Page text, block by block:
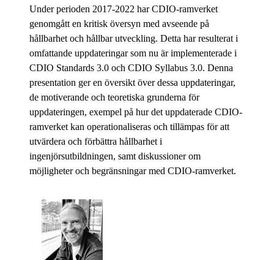
Under perioden 2017-2022 har CDIO-ramverket
genomgått en kritisk översyn med avseende på
hållbarhet och hållbar utveckling. Detta har resulterat i
omfattande uppdateringar som nu är implementerade i
CDIO Standards 3.0 och CDIO Syllabus 3.0. Denna
presentation ger en översikt över dessa uppdateringar,
de motiverande och teoretiska grunderna för
uppdateringen, exempel på hur det uppdaterade CDIO-
ramverket kan operationaliseras och tillämpas för att
utvärdera och förbättra hållbarhet i
ingenjörsutbildningen, samt diskussioner om
möjligheter och begränsningar med CDIO-ramverket.